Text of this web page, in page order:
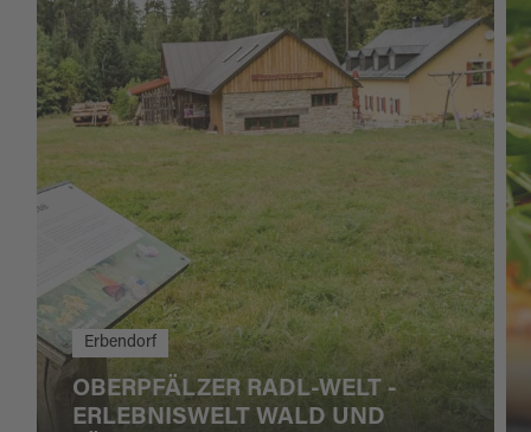
Erbendorf
OBERPFÄLZER RADL-WELT -
ERLEBNISWELT WALD UND